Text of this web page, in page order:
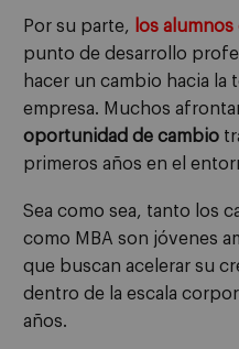
Por su parte, los alumnos
punto de desarrollo
hacer un cambio hacia la
empresa. Muchos
oportunidad de cambio
primeros años en el
Sea como sea, tanto los
como MBA son jóvenes
que buscan acelerar su
dentro de la escala
años.